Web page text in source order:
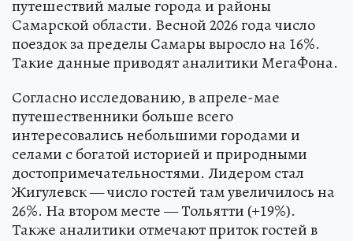
путешествий малые города и районы
Самарской области. Весной 2026 года число
поездок за пределы Самары выросло на 16%.
Такие данные приводят аналитики МегаФона.
Согласно исследованию, в апреле-мае
путешественники больше всего
интересовались небольшими городами и
селами с богатой историей и природными
достопримечательностями. Лидером стал
Жигулевск — число гостей там увеличилось на
26%. На втором месте — Тольятти (+19%).
Также аналитики отмечают приток гостей в